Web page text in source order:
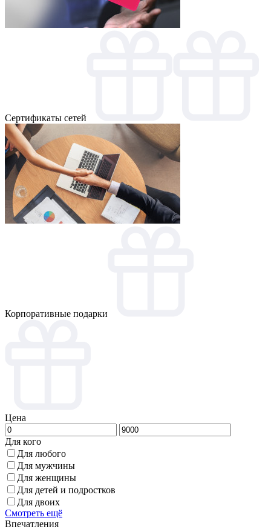
Cертификаты сетей
Корпоративные подарки
Цена
Для кого
Для любого
Для мужчины
Для женщины
Для детей и подростков
Для двоих
Смотреть ещё
Впечатления